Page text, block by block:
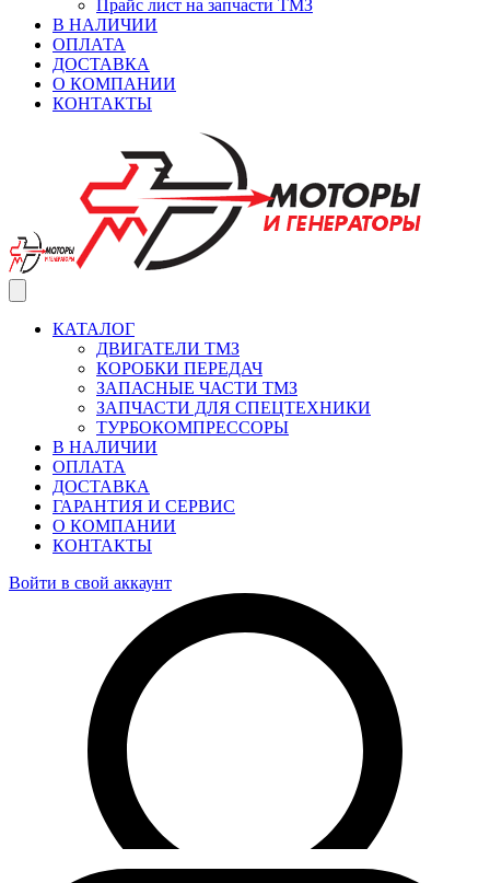
Прайс лист на запчасти ТМЗ
В НАЛИЧИИ
ОПЛАТА
ДОСТАВКА
О КОМПАНИИ
КОНТАКТЫ
КАТАЛОГ
ДВИГАТЕЛИ ТМЗ
КОРОБКИ ПЕРЕДАЧ
ЗАПАСНЫЕ ЧАСТИ ТМЗ
ЗАПЧАСТИ ДЛЯ СПЕЦТЕХНИКИ
ТУРБОКОМПРЕССОРЫ
В НАЛИЧИИ
ОПЛАТА
ДОСТАВКА
ГАРАНТИЯ И СЕРВИС
О КОМПАНИИ
КОНТАКТЫ
Войти в свой аккаунт